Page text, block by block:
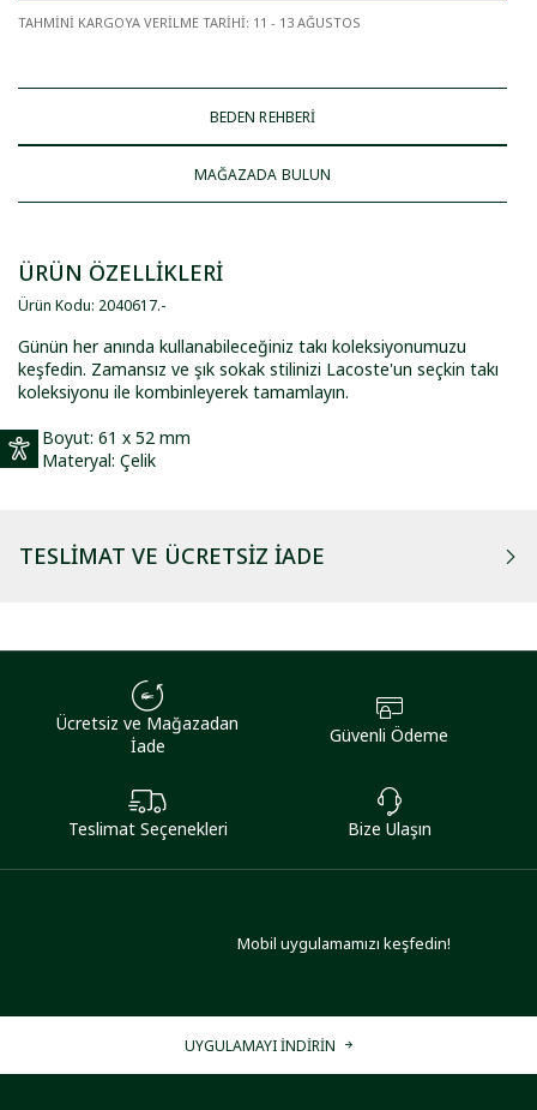
TAHMİNİ KARGOYA VERİLME TARİHİ: 11 - 13 AĞUSTOS
BEDEN REHBERİ
MAĞAZADA BULUN
ÜRÜN ÖZELLİKLERİ
Ürün Kodu: 2040617.-
Günün her anında kullanabileceğiniz takı koleksiyonumuzu
keşfedin. Zamansız ve şık sokak stilinizi Lacoste'un seçkin takı
koleksiyonu ile kombinleyerek tamamlayın.
Boyut: 61 x 52 mm
Materyal: Çelik
TESLIMAT VE ÜCRETSIZ İADE
Ücretsiz ve Mağazadan
İade
Güvenli Ödeme
Teslimat Seçenekleri Bize Ulaşın
Mobil uygulamamızı keşfedin!
UYGULAMAYI İNDİRİN